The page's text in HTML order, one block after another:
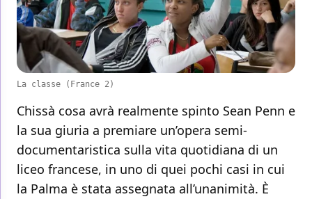
La classe (France 2)
Chissà cosa avrà realmente spinto Sean Penn e
la sua giuria a premiare un’opera semi-
documentaristica sulla vita quotidiana di un
liceo francese, in uno di quei pochi casi in cui
la Palma è stata assegnata all’unanimità. È